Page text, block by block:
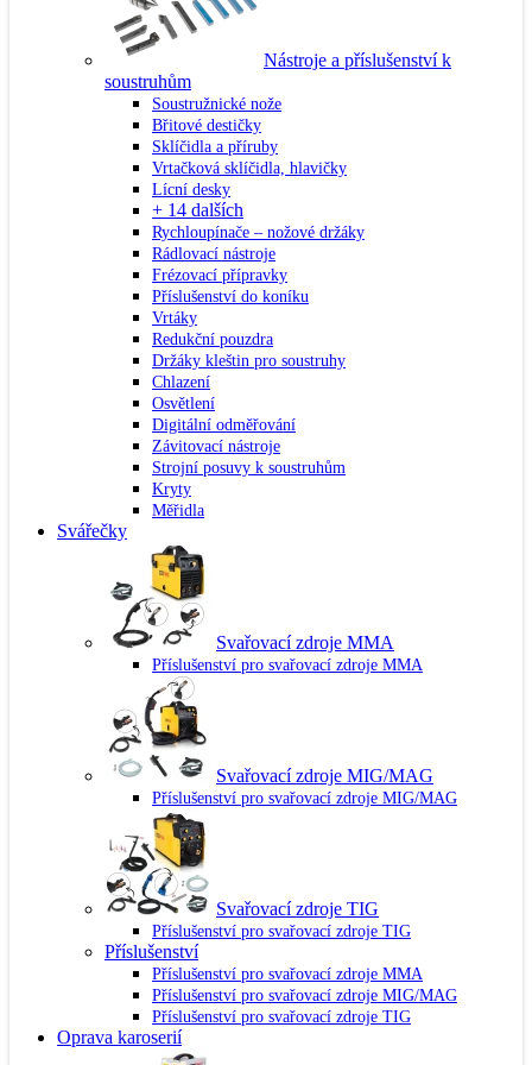
Nástroje a příslušenství k
soustruhům
Soustružnické nože
Břitové destičky
Sklíčidla a příruby
Vrtačková sklíčidla, hlavičky
Lícní desky
+ 14 dalších
Rychloupínače – nožové držáky
Rádlovací nástroje
Frézovací přípravky
Příslušenství do koníku
Vrtáky
Redukční pouzdra
Držáky kleštin pro soustruhy
Chlazení
Osvětlení
Digitální odměřování
Závitovací nástroje
Strojní posuvy k soustruhům
Kryty
Měřidla
Svářečky
Svařovací zdroje MMA
Příslušenství pro svařovací zdroje MMA
Svařovací zdroje MIG/MAG
Příslušenství pro svařovací zdroje MIG/MAG
Svařovací zdroje TIG
Příslušenství pro svařovací zdroje TIG
Příslušenství
Příslušenství pro svařovací zdroje MMA
Příslušenství pro svařovací zdroje MIG/MAG
Příslušenství pro svařovací zdroje TIG
Oprava karoserií